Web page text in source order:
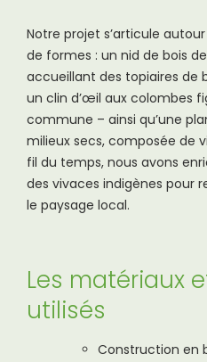
Notre projet s’articule
de formes : un nid de bois
accueillant des topiaires de
un clin d’œil aux colombes
commune – ainsi qu’une
milieux secs, composée de
fil du temps, nous avons
des vivaces indigènes pour
le paysage local.
Les matériaux
utilisés
Construction en